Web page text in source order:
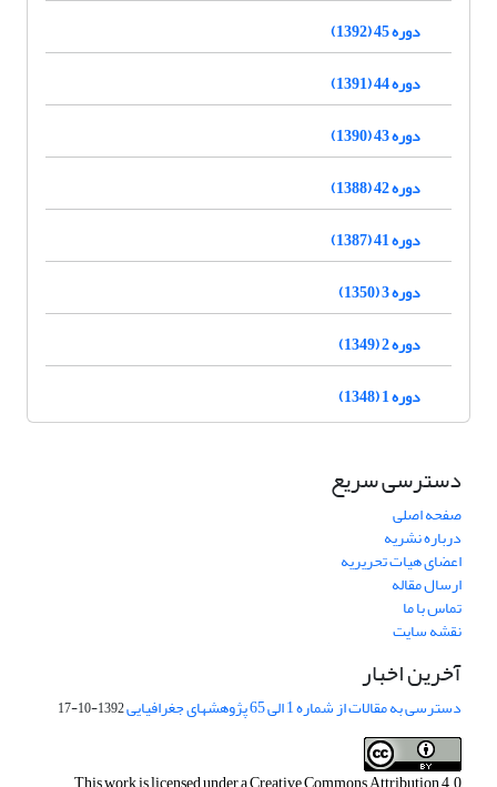
دوره 45 (1392)
دوره 44 (1391)
دوره 43 (1390)
دوره 42 (1388)
دوره 41 (1387)
دوره 3 (1350)
دوره 2 (1349)
دوره 1 (1348)
دسترسی سریع
صفحه اصلی
درباره نشریه
اعضای هیات تحریریه
ارسال مقاله
تماس با ما
نقشه سایت
آخرین اخبار
دسترسی به مقالات از شماره 1 الی 65 پژوهشهای جغرافیایی 1392-10-17